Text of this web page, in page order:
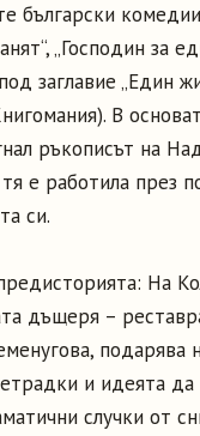
български
„Господин за
заглавие „Един
В
ръкописът на
е работила през
си.
На
дъщеря –
подарява
и идеята да
случки от